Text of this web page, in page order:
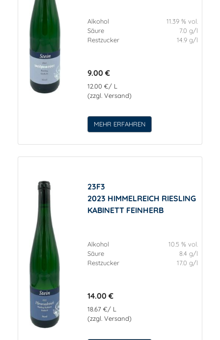
Alkohol
11.39 % vol.
Säure
7.0 g/l
Restzucker
14.9 g/l
9.00 €
12.00 €/ L
(zzgl. Versand)
MEHR ERFAHREN
23F3
2023 HIMMELREICH RIESLING
KABINETT FEINHERB
Alkohol
10.5 % vol.
Säure
8.4 g/l
Restzucker
17.0 g/l
14.00 €
18.67 €/ L
(zzgl. Versand)